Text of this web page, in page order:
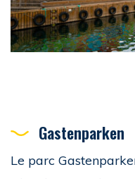
Gastenparken
Le parc